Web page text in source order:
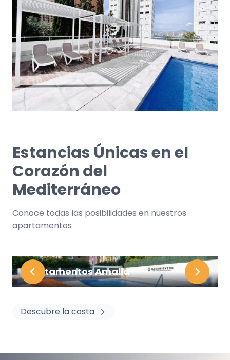
Estancias Únicas en el
Corazón del
Mediterráneo
Conoce todas las posibilidades en nuestros
apartamentos
Apartamentos Amalia
Descubre la costa